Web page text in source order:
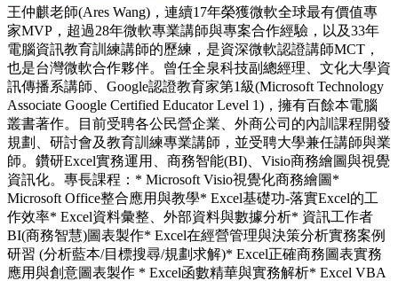
王仲麒老師(Ares Wang)，連續17年榮獲微軟全球最有價值專
家MVP，超過28年微軟專業講師與專案合作經驗，以及33年
電腦資訊教育訓練講師的歷練，是資深微軟認證講師MCT，
也是台灣微軟合作夥伴。曾任全泉科技副總經理、文化大學資
訊傳播系講師、Google認證教育家第1級(Microsoft Technology
Associate Google Certified Educator Level 1)，擁有百餘本電腦
叢書著作。目前受聘各公民營企業、外商公司的內訓課程開發
規劃、研討會及教育訓練專業講師，並受聘大學兼任講師與業
師。鑽研Excel實務運用、商務智能(BI)、Visio商務繪圖與視覺
資訊化。專長課程：* Microsoft Visio視覺化商務繪圖*
Microsoft Office整合應用與教學* Excel基礎功-落實Excel的工
作效率* Excel資料彙整、外部資料與數據分析* 資訊工作者
BI(商務智慧)圖表製作* Excel在經營管理與決策分析實務案例
研習 (分析藍本/目標搜尋/規劃求解)* Excel正確商務圖表實務
應用與創意圖表製作 * Excel函數精華與實務解析* Excel VBA